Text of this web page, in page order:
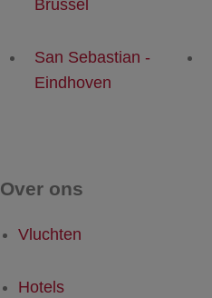
Brussel
San Sebastian -
Eindhoven
Over ons
Vluchten
Hotels